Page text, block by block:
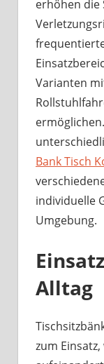
erhöhen die
Varianten
Bank Tisch
individuelle
Umgebung.
Alltag
zum